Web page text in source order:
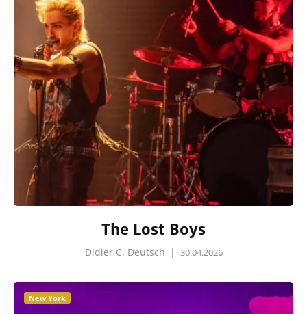
The Lost Boys
Didier C. Deutsch | 30.04.2026
New York